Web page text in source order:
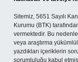
Sitemiz, 5651 Sayılı
Kurumu (BTK)
vermektedir. Bu
veya araştırma
yazdıkları içeriklerin
sorumluluğu kabul etmiş